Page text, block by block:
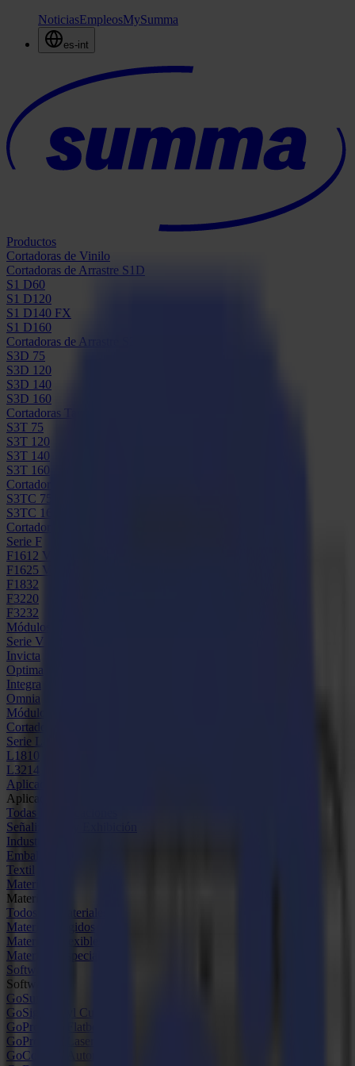
NoticiasEmpleosMySumma
es-int
Productos
Cortadoras de Vinilo
Cortadoras de Arrastre S1D
S1 D60
S1 D120
S1 D140 FX
S1 D160
Cortadoras de Arrastre S3D
S3D 75
S3D 120
S3D 140
S3D 160
Cortadoras Tangenciales S3T
S3T 75
S3T 120
S3T 140
S3T 160
Cortadoras Tangenciales con Cámara S3TC
S3TC 75
S3TC 160
Cortadoras de Mesa Plana
Serie F
F1612 Vantage
F1625 Vantage
F1832
F3220
F3232
Módulos y Herramientas
Serie V
Invicta
Optima
Integra
Omnia
Módulos y Herramientas
Cortadoras Láser
Serie L
L1810
L3214
Aplicaciones
Aplicaciones
Todas las aplicaciones
Señalización y Exhibición
Industrial
Embalaje
Textil
Materiales
Materiales
Todos los materiales
Materiales rígidos
Materiales flexibles
Materiales especiales
Software
Software
GoSuite
GoSign Vinyl Cutters
GoProduce Flatbeds
GoProduce Laser
GoConnect Automation